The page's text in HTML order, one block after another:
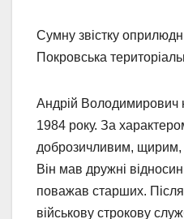
Сумну звістку
Покровська
Андрій Володимирович
1984 року. За
доброзичливим, щирим,
Він мав дружні
поважав старших.
військову строкову